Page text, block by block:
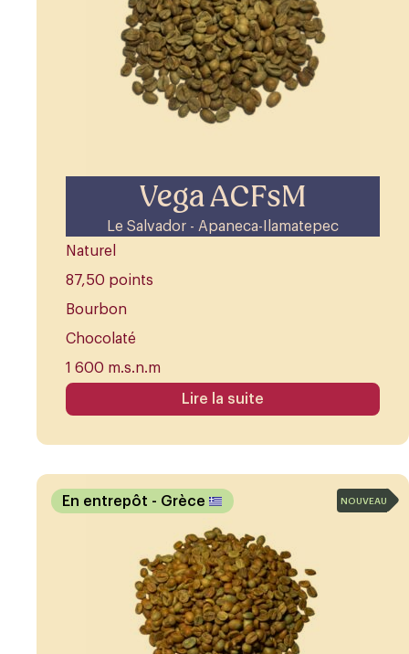
Vega ACFsM
Le Salvador - Apaneca-Ilamatepec
Naturel
87,50 points
Bourbon
Chocolaté
1 600 m.s.n.m
Lire la suite
En entrepôt - Grèce NOUVEAU